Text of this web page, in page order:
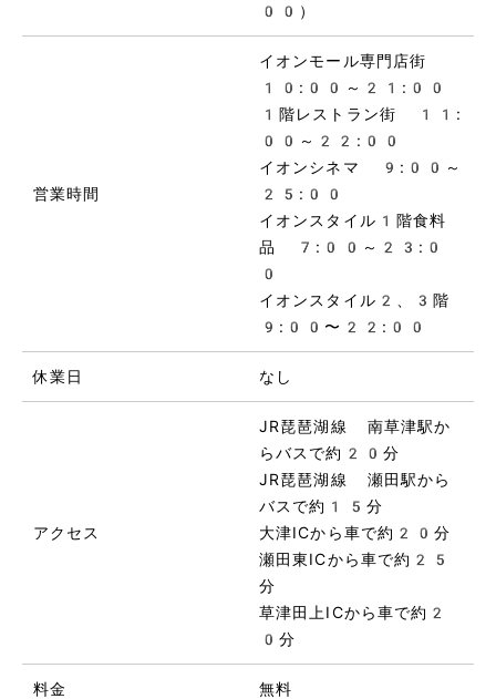
00）
営業時間
イオンモール専門店街
10:00～21:00
1階レストラン街 11:
00～22:00
イオンシネマ 9:00～
25:00
イオンスタイル1階食料
品 7:00～23:0
0
イオンスタイル2、3階
9:00〜22:00
休業日 なし
アクセス
JR琵琶湖線 南草津駅か
らバスで約20分
JR琵琶湖線 瀬田駅から
バスで約15分
大津ICから車で約20分
瀬田東ICから車で約25
分
草津田上ICから車で約2
0分
料金 無料